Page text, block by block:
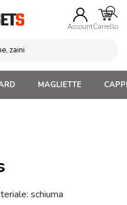
AccountCarrello
MAGLIETTE
schiuma